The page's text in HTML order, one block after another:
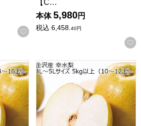
お気に入りに登録する
【C…
本体 5,980円
税込 6,458.40円
〜3Lサイズ 5kg以上(14〜16玉)【CB
石川県金沢産 幸水梨 4L〜5L